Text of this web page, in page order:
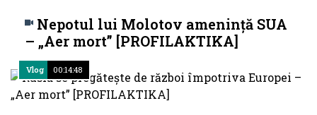
Nepotul lui Molotov amenință SUA
– „Aer mort” [PROFILAKTIKA]
Vlog 00:14:48